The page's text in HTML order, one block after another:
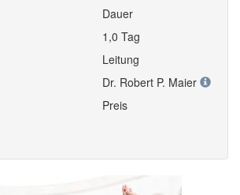
Dauer
1,0 Tag
Leitung
Dr. Robert P. Maier
Preis